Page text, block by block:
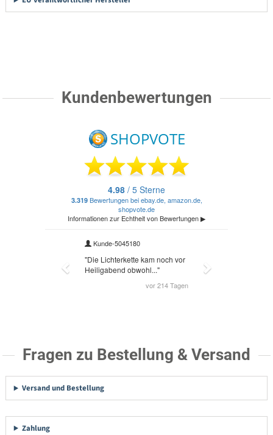
Kundenbewertungen
Fragen zu Bestellung & Versand
Versand und Bestellung
Zahlung